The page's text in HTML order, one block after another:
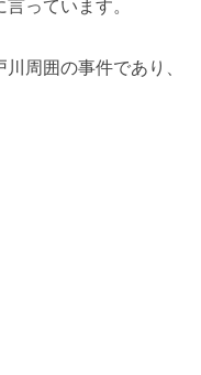
っています。
周囲の事件であり、